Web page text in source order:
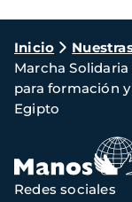
Ruta
de
Inicio
Marcha
para formación
Egipto
Redes sociales